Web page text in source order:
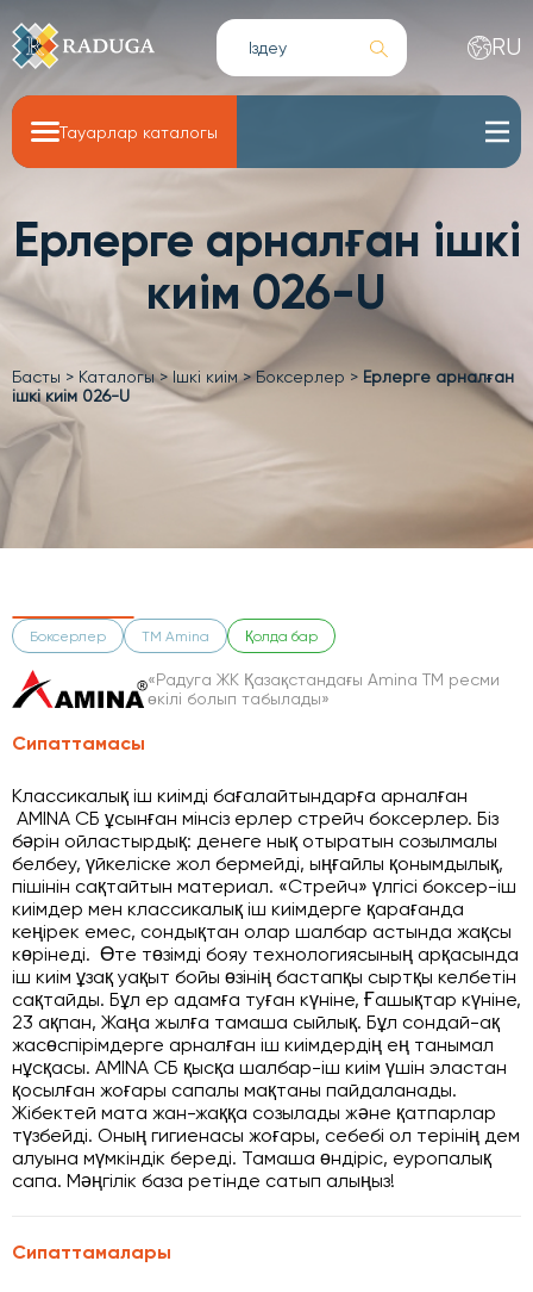
RU
Тауарлар каталогы
Ерлерге арналған ішкі
киім 026-U
Басты > Каталогы>Ішкі киім>Боксерлер > Ерлерге арналған
ішкі киім 026-U
Боксерлер ТМ Amina Қолда бар
«Радуга ЖК Қазақстандағы Amina ТМ ресми
өкілі болып табылады»
Сипаттамасы
Классикалық іш киімді бағалайтындарға арналған
AMINA СБ ұсынған мінсіз ерлер стрейч боксерлер. Біз
бәрін ойластырдық: денеге нық отыратын созылмалы
белбеу, үйкеліске жол бермейді, ыңғайлы қонымдылық,
пішінін сақтайтын материал. «Стрейч» үлгісі боксер-іш
киімдер мен классикалық іш киімдерге қарағанда
кеңірек емес, сондықтан олар шалбар астында жақсы
көрінеді. Өте төзімді бояу технологиясының арқасында
іш киім ұзақ уақыт бойы өзінің бастапқы сыртқы келбетін
сақтайды. Бұл ер адамға туған күніне, Ғашықтар күніне,
23 ақпан, Жаңа жылға тамаша сыйлық. Бұл сондай-ақ
жасөспірімдерге арналған іш киімдердің ең танымал
нұсқасы. AMINA СБ қысқа шалбар-іш киім үшін эластан
қосылған жоғары сапалы мақтаны пайдаланады.
Жібектей мата жан-жаққа созылады және қатпарлар
түзбейді. Оның гигиенасы жоғары, себебі ол терінің дем
алуына мүмкіндік береді. Тамаша өндіріс, еуропалық
сапа. Мәңгілік база ретінде сатып алыңыз!
Сипаттамалары